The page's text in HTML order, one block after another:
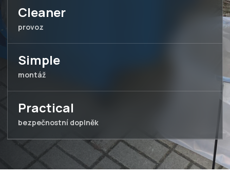
Cleaner
provoz
Simple
montáž
Practical
bezpečnostní doplněk